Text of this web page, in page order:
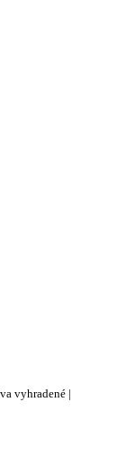
vyhradené |